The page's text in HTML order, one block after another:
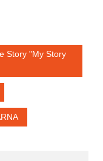
Story "My Story